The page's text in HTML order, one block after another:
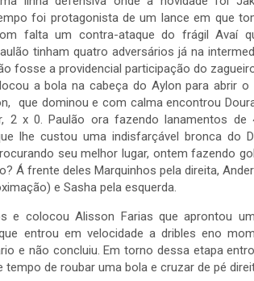
foi protagonista de um lance em que
falta um contra-ataque do frágil Avaí
tinham quatro adversários já na
fosse a providencial participação do
a bola na cabeça do Aylon para abrir
que dominou e com calma encontrou
2 x 0. Paulão ora fazendo lanamentos
lhe custou uma indisfarçável bronca do
seu melhor lugar, ontem fazendo
Á frente deles Marquinhos pela direita,
e Sasha pela esquerda.
e colocou Alisson Farias que aprontou
entrou em velocidade a dribles eno
e não concluiu. Em torno dessa etapa
de roubar uma bola e cruzar de pé